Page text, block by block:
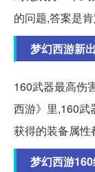
的问题,答案是
梦幻西游新
160武器最高伤
西游》里,160武
获得的装备属性
梦幻西游